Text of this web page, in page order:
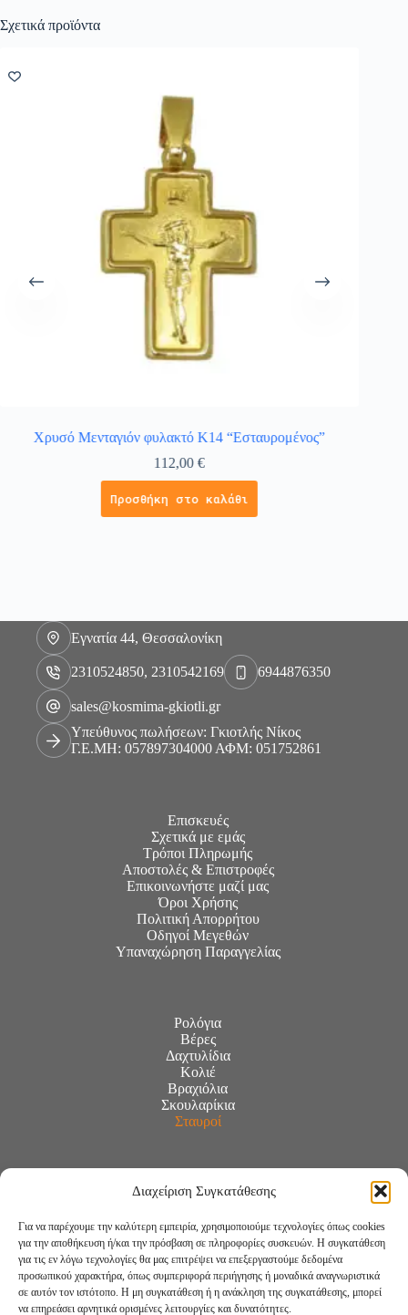
Διαχείριση Συγκατάθεσης
Για να παρέχουμε την καλύτερη εμπειρία, χρησιμοποιούμε τεχνολογίες όπως cookies
για την αποθήκευση ή/και την πρόσβαση σε πληροφορίες συσκευών. Η συγκατάθεση
για τις εν λόγω τεχνολογίες θα μας επιτρέψει να επεξεργαστούμε δεδομένα
προσωπικού χαρακτήρα, όπως συμπεριφορά περιήγησης ή μοναδικά αναγνωριστικά
σε αυτόν τον ιστότοπο. Η μη συγκατάθεση ή η ανάκληση της συγκατάθεσης, μπορεί
να επηρεάσει αρνητικά ορισμένες λειτουργίες και δυνατότητες.
Σχετικά προϊόντα
Χρυσό Μενταγιόν φυλακτό Κ14 “Εσταυρομένος”
112,00€
Προσθήκη στο καλάθι
Εγνατία 44, Θεσσαλονίκη
2310524850, 2310542169 6944876350
sales@kosmima-gkiotli.gr
Υπεύθυνος πωλήσεων: Γκιοτλής Νίκος
Γ.Ε.ΜΗ: 057897304000 ΑΦΜ: 051752861
Επισκευές
Σχετικά με εμάς
Τρόποι Πληρωμής
Αποστολές & Επιστροφές
Επικοινωνήστε μαζί μας
Όροι Χρήσης
Πολιτική Απορρήτου
Οδηγοί Μεγεθών
Υπαναχώρηση Παραγγελίας
Ρολόγια
Βέρες
Δαχτυλίδια
Κολιέ
Βραχιόλια
Σκουλαρίκια
Σταυροί